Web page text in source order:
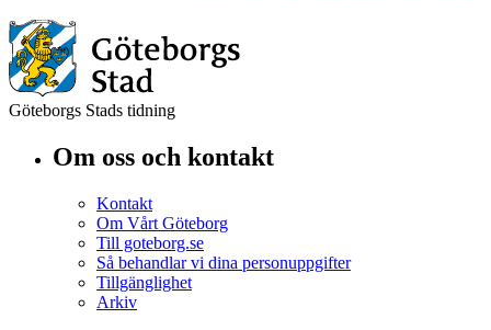
Göteborgs Stads tidning
Om oss och kontakt
Kontakt
Om Vårt Göteborg
Till goteborg.se
Så behandlar vi dina personuppgifter
Tillgänglighet
Arkiv